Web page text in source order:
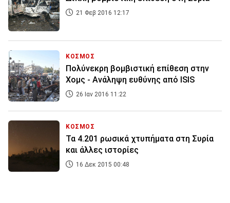
21 Φεβ 2016 12:17
ΚΟΣΜΟΣ
Πολύνεκρη βομβιστική επίθεση στην
Χομς - Ανάληψη ευθύνης από ISIS
26 Ιαν 2016 11:22
ΚΟΣΜΟΣ
Τα 4.201 ρωσικά χτυπήματα στη Συρία
και άλλες ιστορίες
16 Δεκ 2015 00:48